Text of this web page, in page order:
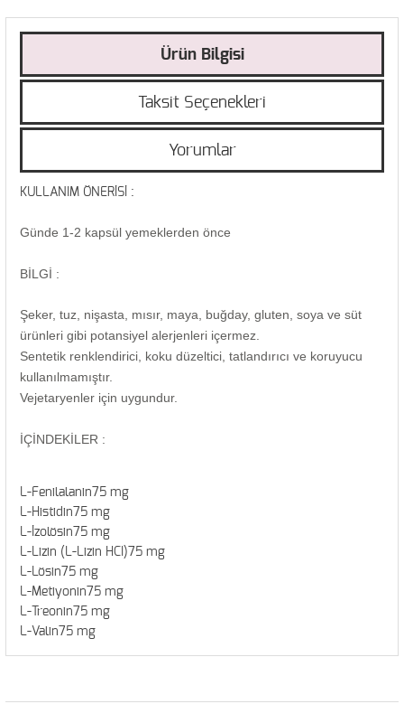
Ürün Bilgisi
Taksit Seçenekleri
Yorumlar
KULLANIM ÖNERİSİ :
Günde 1-2 kapsül yemeklerden önce
BİLGİ :
Şeker, tuz, nişasta, mısır, maya, buğday, gluten, soya ve süt
ürünleri gibi potansiyel alerjenleri içermez.
Sentetik renklendirici, koku düzeltici, tatlandırıcı ve koruyucu
kullanılmamıştır.
Vejetaryenler için uygundur.
İÇİNDEKİLER :
L-Fenilalanin75 mg
L-Histidin75 mg
L-İzolösin75 mg
L-Lizin (L-Lizin HCI)75 mg
L-Lösin75 mg
L-Metiyonin75 mg
L-Treonin75 mg
L-Valin75 mg